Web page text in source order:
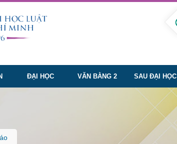
ĐẠI HỌC VĂN BẰNG 2 SAU ĐẠI HỌC